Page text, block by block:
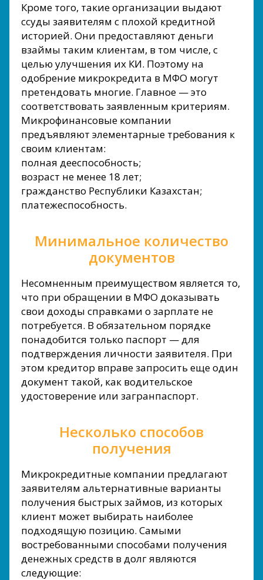
Кроме того, такие организации выдают
ссуды заявителям с плохой кредитной
историей. Они предоставляют деньги
взаймы таким клиентам, в том числе, с
целью улучшения их КИ. Поэтому на
одобрение микрокредита в МФО могут
претендовать многие. Главное — это
соответствовать заявленным критериям.
Микрофинансовые компании
предъявляют элементарные требования к
своим клиентам:
полная дееспособность;
возраст не менее 18 лет;
гражданство Республики Казахстан;
платежеспособность.
Минимальное количество
документов
Несомненным преимуществом является то,
что при обращении в МФО доказывать
свои доходы справками о зарплате не
потребуется. В обязательном порядке
понадобится только паспорт — для
подтверждения личности заявителя. При
этом кредитор вправе запросить еще один
документ такой, как водительское
удостоверение или загранпаспорт.
Несколько способов
получения
Микрокредитные компании предлагают
заявителям альтернативные варианты
получения быстрых займов, из которых
клиент может выбирать наиболее
подходящую позицию. Самыми
востребованными способами получения
денежных средств в долг являются
следующие: